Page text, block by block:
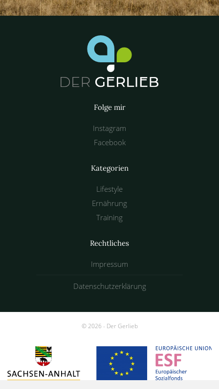
Folge mir
Instagram
Facebook
Kategorien
Lifestyle
Ernährung
Training
Rechtliches
Impressum
Datenschutzerklärung
©2026 - Der Gerlieb